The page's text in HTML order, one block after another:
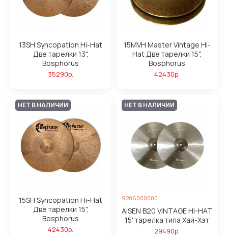
13SH Syncopation Hi-Hat
Две тарелки 13",
Bosphorus
35290р.
15MVH Master Vintage Hi-
Hat Две тарелки 15",
Bosphorus
42430р.
НЕТ В НАЛИЧИИ
15SH Syncopation Hi-Hat
Две тарелки 15",
Bosphorus
42430р.
НЕТ В НАЛИЧИИ
9206000000
AISEN B20 VINTAGE HI-HAT
15' тарелка типа Хай-Хэт
29490р.